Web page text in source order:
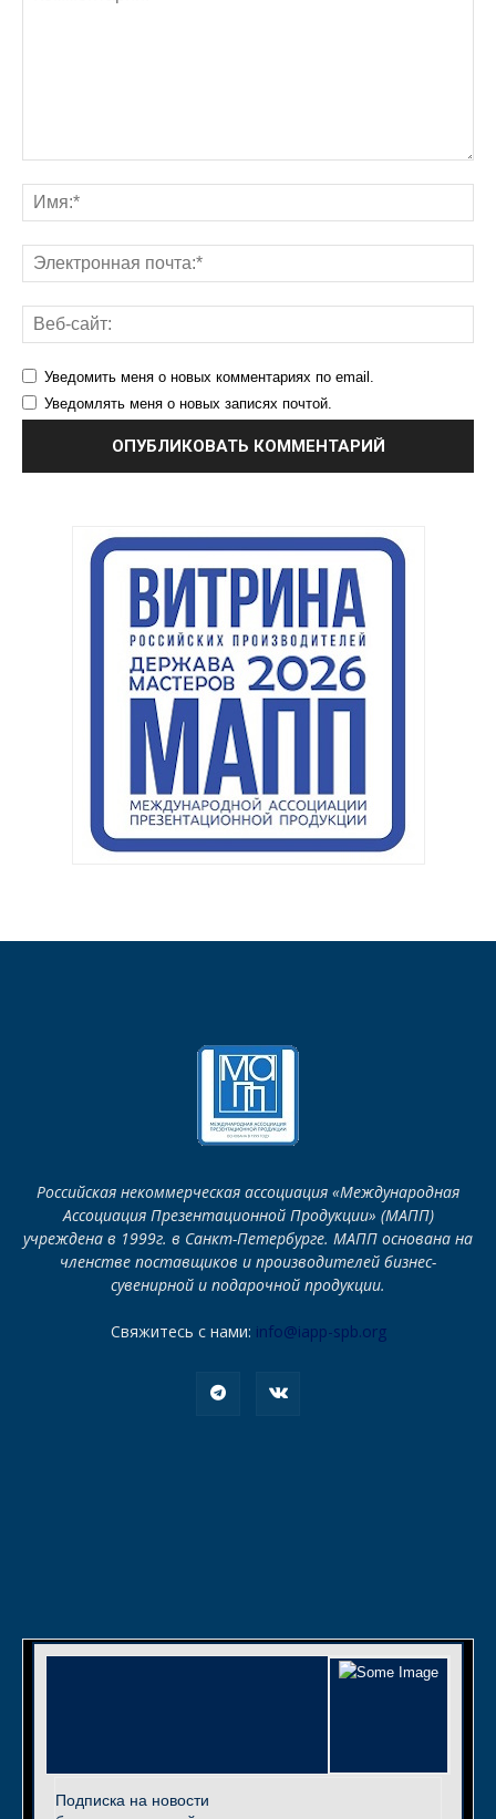
Уведомить меня о новых комментариях по email.
Уведомлять меня о новых записях почтой.
Российская некоммерческая ассоциация «Международная
Ассоциация Презентационной Продукции» (МАПП)
учреждена в 1999г. в Санкт-Петербурге. МАПП основана на
членстве поставщиков и производителей бизнес-
сувенирной и подарочной продукции.
Свяжитесь с нами: info@iapp-spb.org
Подписка на новости